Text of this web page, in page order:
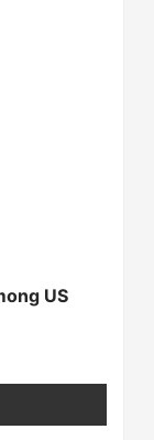
US